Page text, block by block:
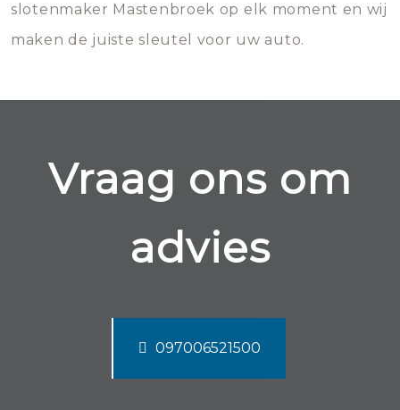
slotenmaker Mastenbroek op elk moment en wij
maken de juiste sleutel voor uw auto.
Vraag ons om
advies
097006521500